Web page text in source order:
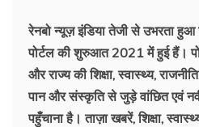
रेनबो न्यूज़ इंडिया तेजी से उभरता
पोर्टल की शुरुआत 2021 में हुई हैं।
और राज्य की शिक्षा, स्वास्थ्य,
पान और संस्कृति से जुड़े वांछित एवं
पहुँचाना है। ताज़ा खबरें, शिक्षा,